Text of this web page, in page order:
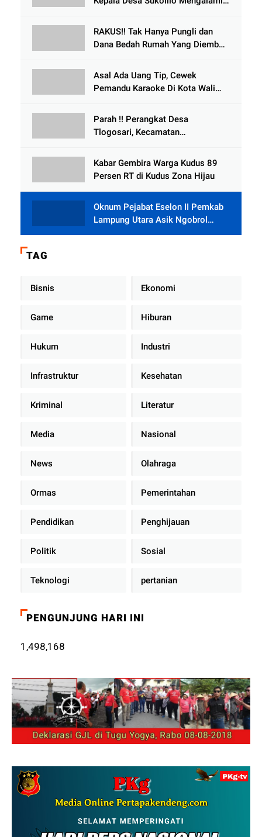
Meninggal Dunia
RAKUS!! Tak Hanya Pungli dan
Dana Bedah Rumah Yang Diembat,
Tlogowungu, di Duga
Selewengkan Bantuan Mushola
Asal Ada Uang Tip, Cewek
Pemandu Karaoke Di Kota Wali
Parah !! Perangkat Desa
Tlogosari, Kecamatan
Rumah dari BAZNAS
Kabar Gembira Warga Kudus 89
Persen RT di Kudus Zona Hijau
Oknum Pejabat Eselon II Pemkab
Lampung Utara Asik Ngobrol
Dengan Teman Kencan Wanitanya
TAG
Bisnis Ekonomi
Game Hiburan
Hukum Industri
Infrastruktur Kesehatan
Kriminal Literatur
Media Nasional
News Olahraga
Ormas Pemerintahan
Pendidikan Penghijauan
Politik Sosial
Teknologi pertanian
PENGUNJUNG HARI INI
1,498,168